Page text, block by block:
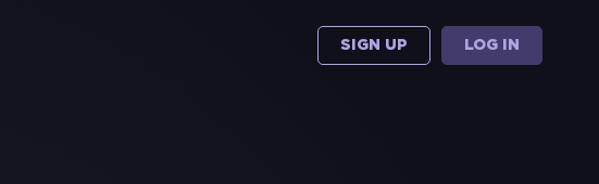
SIGN UP LOG IN